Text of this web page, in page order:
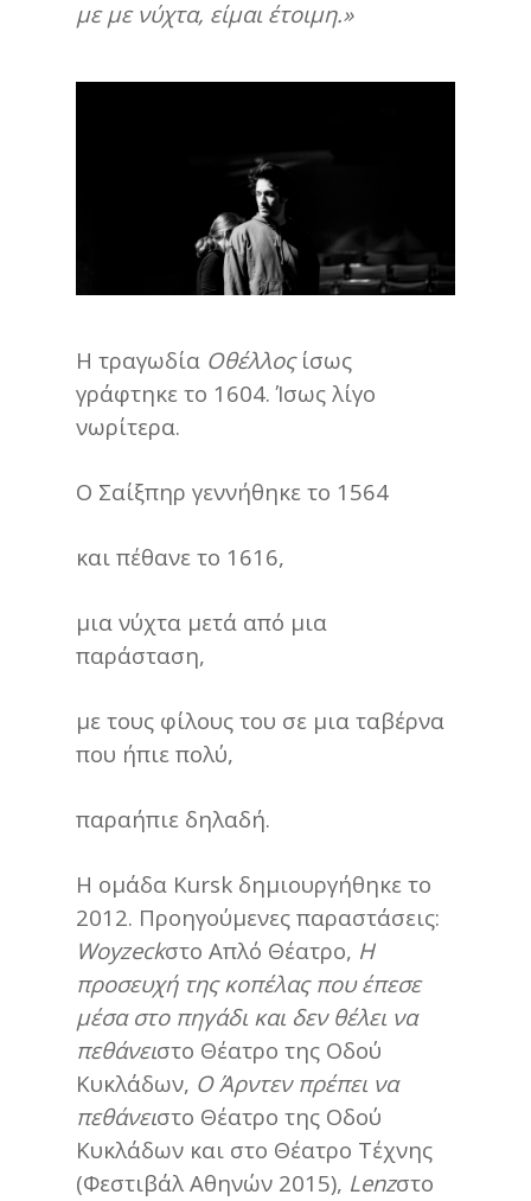
με με νύχτα, είμαι έτοιμη.»
Η τραγωδία Οθέλλος ίσως
γράφτηκε το 1604. Ίσως λίγο
νωρίτερα.
Ο Σαίξπηρ γεννήθηκε το 1564
και πέθανε το 1616,
μια νύχτα μετά από μια
παράσταση,
με τους φίλους του σε μια ταβέρνα
που ήπιε πολύ,
παραήπιε δηλαδή.
Η ομάδα Kursk δημιουργήθηκε το
2012. Προηγούμενες παραστάσεις:
Woyzeckστο Απλό Θέατρο, Η
προσευχή της κοπέλας που έπεσε
μέσα στο πηγάδι και δεν θέλει να
πεθάνειστο Θέατρο της Οδού
Κυκλάδων, Ο Άρντεν πρέπει να
πεθάνειστο Θέατρο της Οδού
Κυκλάδων και στο Θέατρο Τέχνης
(Φεστιβάλ Αθηνών 2015), Lenzστο